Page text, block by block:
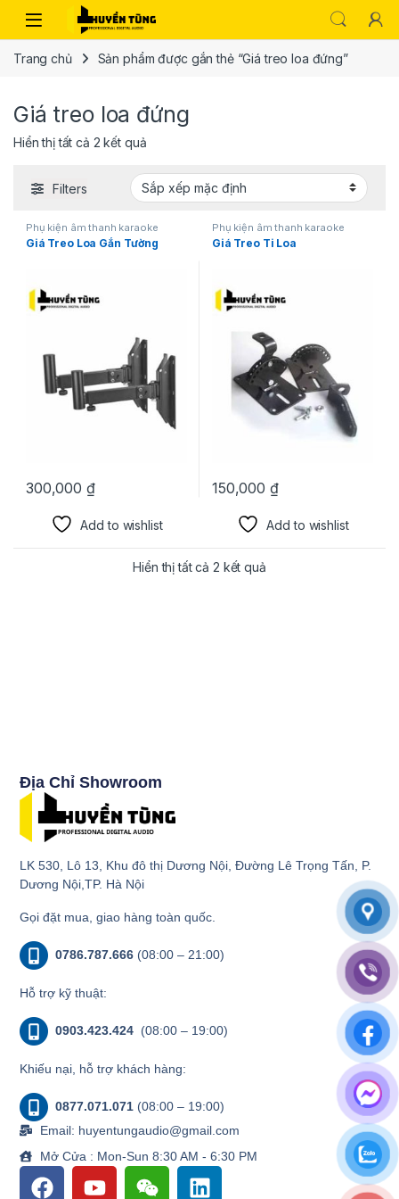
Trang chủ Sản phẩm được gắn thẻ “Giá treo loa đứng”
Giá treo loa đứng
Hiển thị tất cả 2 kết quả
Filters
Phụ kiện âm thanh karaoke
Giá Treo Loa Gắn Tường
300,000 ₫
Add to wishlist
Phụ kiện âm thanh karaoke
Giá Treo Ti Loa
150,000 ₫
Add to wishlist
Hiển thị tất cả 2 kết quả
Địa Chỉ Showroom
LK 530, Lô 13, Khu đô thị Dương Nội, Đường Lê Trọng Tấn, P.
Dương Nội,TP. Hà Nội
Gọi đặt mua, giao hàng toàn quốc.
0786.787.666 (08:00 – 21:00)
Hỗ trợ kỹ thuật:
0903.423.424 (08:00 – 19:00)
Khiếu nại, hỗ trợ khách hàng:
0877.071.071 (08:00 – 19:00)
Email: huyentungaudio@gmail.com
Mở Cửa : Mon-Sun 8:30 AM - 6:30 PM